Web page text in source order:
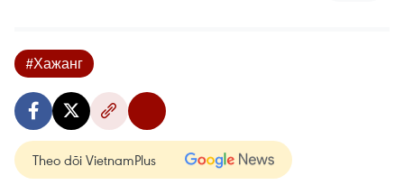
#Хажанг
Theo dõi VietnamPlus